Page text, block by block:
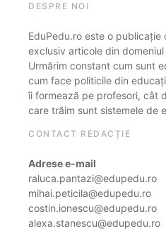
DESPRE NOI
EduPedu.ro este o
exclusiv articole din
Urmărim constant cum sunt
cum face politicile din
îi formează pe profesori, cât
care trăim sunt sistemele de
CONTACT REDACȚIE
Adrese e-mail
raluca.pantazi@edupedu.ro
mihai.peticila@edupedu.ro
costin.ionescu@edupedu.ro
alexa.stanescu@edupedu.ro